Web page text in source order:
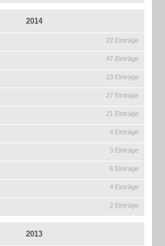
2014
22 Einträge
47 Einträge
23 Einträge
27 Einträge
21 Einträge
4 Einträge
3 Einträge
6 Einträge
4 Einträge
2 Einträge
2013